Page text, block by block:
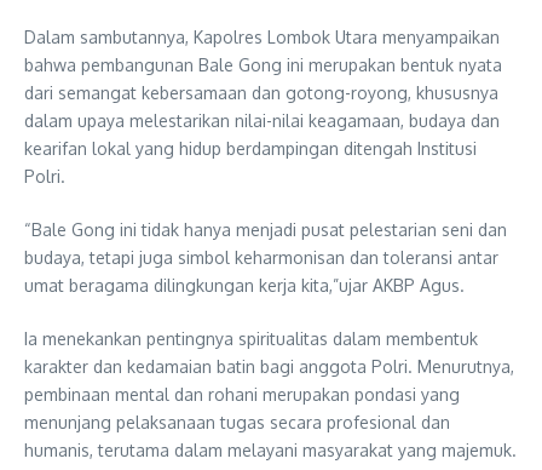
Dalam sambutannya, Kapolres Lombok Utara menyampaikan
bahwa pembangunan Bale Gong ini merupakan bentuk nyata
dari semangat kebersamaan dan gotong-royong, khususnya
dalam upaya melestarikan nilai-nilai keagamaan, budaya dan
kearifan lokal yang hidup berdampingan ditengah Institusi
Polri.
“Bale Gong ini tidak hanya menjadi pusat pelestarian seni dan
budaya, tetapi juga simbol keharmonisan dan toleransi antar
umat beragama dilingkungan kerja kita,”ujar AKBP Agus.
Ia menekankan pentingnya spiritualitas dalam membentuk
karakter dan kedamaian batin bagi anggota Polri. Menurutnya,
pembinaan mental dan rohani merupakan pondasi yang
menunjang pelaksanaan tugas secara profesional dan
humanis, terutama dalam melayani masyarakat yang majemuk.